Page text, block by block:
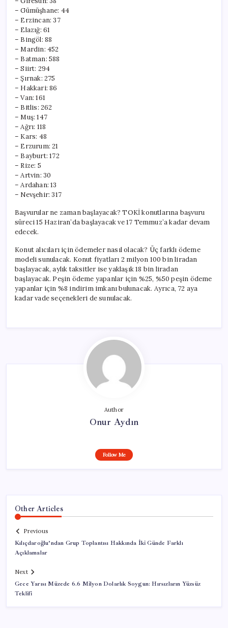
– Gümüşhane: 44
– Erzincan: 37
– Elazığ: 61
– Bingöl: 88
– Mardin: 452
– Batman: 588
– Siirt: 294
– Şırnak: 275
– Hakkari: 86
– Van: 161
– Bitlis: 262
– Muş: 147
– Ağrı: 118
– Kars: 48
– Erzurum: 21
– Bayburt: 172
– Rize: 5
– Artvin: 30
– Ardahan: 13
– Nevşehir: 317
Başvurular ne zaman başlayacak? TOKİ konutlarına başvuru
süreci 15 Haziran’da başlayacak ve 17 Temmuz’a kadar devam
edecek.
Konut alıcıları için ödemeler nasıl olacak? Üç farklı ödeme
modeli sunulacak. Konut fiyatları 2 milyon 100 bin liradan
başlayacak, aylık taksitler ise yaklaşık 18 bin liradan
başlayacak. Peşin ödeme yapanlar için %25, %50 peşin ödeme
yapanlar için %8 indirim imkanı bulunacak. Ayrıca, 72 aya
kadar vade seçenekleri de sunulacak.
Author
Onur Aydın
Follow Me
Other Articles
Previous
Kılıçdaroğlu’ndan Grup Toplantısı Hakkında İki Günde Farklı
Açıklamalar
Next
Gece Yarısı Müzede 6.6 Milyon Dolarlık Soygun: Hırsızların Yüzsüz
Teklifi